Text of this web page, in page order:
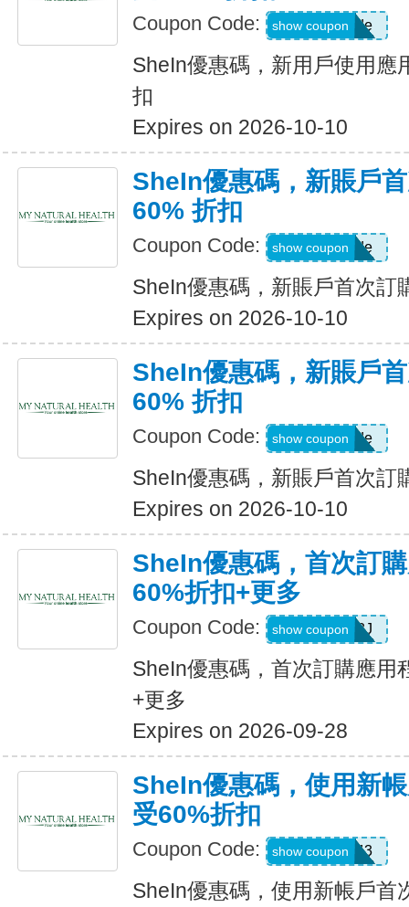
Coupon Code: Show Code
show coupon
SheIn優惠碼，新用戶使用應
扣
Expires on 2026-10-10
SheIn優惠碼，新賬戶
60% 折扣
Coupon Code: Show Code
show coupon
SheIn優惠碼，新賬戶首次訂
Expires on 2026-10-10
SheIn優惠碼，新賬戶
60% 折扣
Coupon Code: Show Code
show coupon
SheIn優惠碼，新賬戶首次訂
Expires on 2026-10-10
SheIn優惠碼，首次訂
60%折扣+更多
Coupon Code: VJTWP3J
show coupon
SheIn優惠碼，首次訂購應用
+更多
Expires on 2026-09-28
SheIn優惠碼，使用新
受60%折扣
Coupon Code: 66WK443
show coupon
SheIn優惠碼，使用新帳戶首